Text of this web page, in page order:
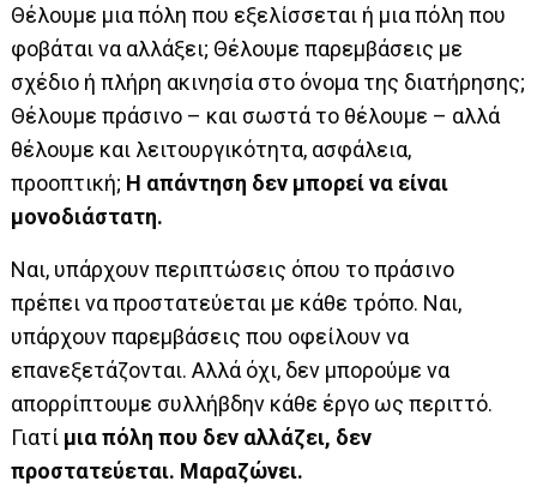
Θέλουμε μια πόλη που εξελίσσεται ή μια πόλη που
φοβάται να αλλάξει; Θέλουμε παρεμβάσεις με
σχέδιο ή πλήρη ακινησία στο όνομα της διατήρησης;
Θέλουμε πράσινο – και σωστά το θέλουμε – αλλά
θέλουμε και λειτουργικότητα, ασφάλεια,
προοπτική; Η απάντηση δεν μπορεί να είναι
μονοδιάστατη.
Ναι, υπάρχουν περιπτώσεις όπου το πράσινο
πρέπει να προστατεύεται με κάθε τρόπο. Ναι,
υπάρχουν παρεμβάσεις που οφείλουν να
επανεξετάζονται. Αλλά όχι, δεν μπορούμε να
απορρίπτουμε συλλήβδην κάθε έργο ως περιττό.
Γιατί μια πόλη που δεν αλλάζει, δεν
προστατεύεται. Μαραζώνει.